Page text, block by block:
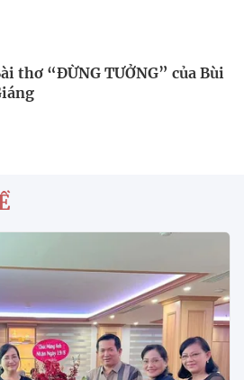
thơ “ĐỪNG TƯỞNG” của Bùi